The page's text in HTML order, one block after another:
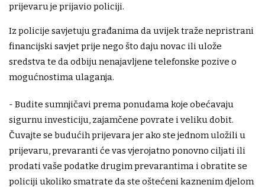
prijevaru je prijavio policiji.
Iz policije savjetuju građanima da uvijek traže nepristrani
financijski savjet prije nego što daju novac ili ulože
sredstva te da odbiju nenajavljene telefonske pozive o
mogućnostima ulaganja.
- Budite sumnjičavi prema ponudama koje obećavaju
sigurnu investiciju, zajamčene povrate i veliku dobit.
Čuvajte se budućih prijevara jer ako ste jednom uložili u
prijevaru, prevaranti će vas vjerojatno ponovno ciljati ili
prodati vaše podatke drugim prevarantima i obratite se
policiji ukoliko smatrate da ste oštećeni kaznenim djelom